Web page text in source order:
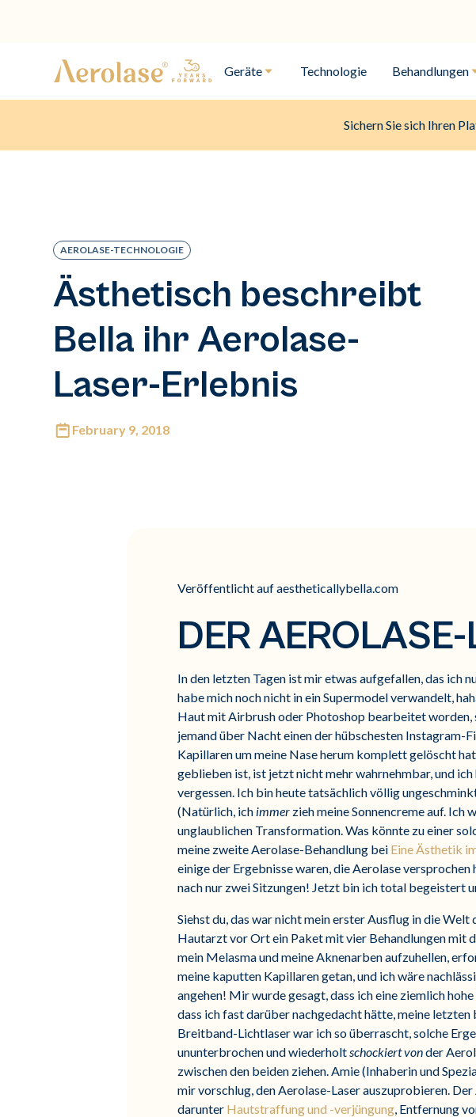
Geräte Technologie Behandlungen
Sichern Sie sich Ihren
AEROLASE-TECHNOLOGIE
Ästhetisch beschreibt
Bella ihr Aerolase-
Laser-Erlebnis
February 9, 2018
Veröffentlicht auf aestheticallybella.com
DER
In den letzten Tagen ist mir etwas aufgefallen, das ich
habe mich noch nicht in ein Supermodel verwandelt,
Haut mit Airbrush oder Photoshop bearbeitet worden,
jemand über Nacht einen der hübschesten Instagram-
Kapillaren um meine Nase herum komplett gelöscht
geblieben ist, ist jetzt nicht mehr wahrnehmbar, und
vergessen. Ich bin heute tatsächlich völlig
(Natürlich, ich immer zieh meine Sonnencreme auf.
unglaublichen Transformation. Was könnte zu einer
meine zweite Aerolase-Behandlung bei Eine Ästhetik
einige der Ergebnisse waren, die Aerolase
nach nur zwei Sitzungen! Jetzt bin ich total begeistert
Siehst du, das war nicht mein erster Ausflug in die
Hautarzt vor Ort ein Paket mit vier Behandlungen mit
mein Melasma und meine Aknenarben aufzuhellen,
meine kaputten Kapillaren getan, und ich wäre
angehen! Mir wurde gesagt, dass ich eine ziemlich
dass ich fast darüber nachgedacht hätte, meine
Breitband-Lichtlaser war ich so überrascht, solche
ununterbrochen und wiederholtschockiert vonder
zwischen den beiden ziehen. Amie (Inhaberin und
mir vorschlug, den Aerolase-Laser auszuprobieren.
darunter Hautstraffung und -verjüngung, Entfernung